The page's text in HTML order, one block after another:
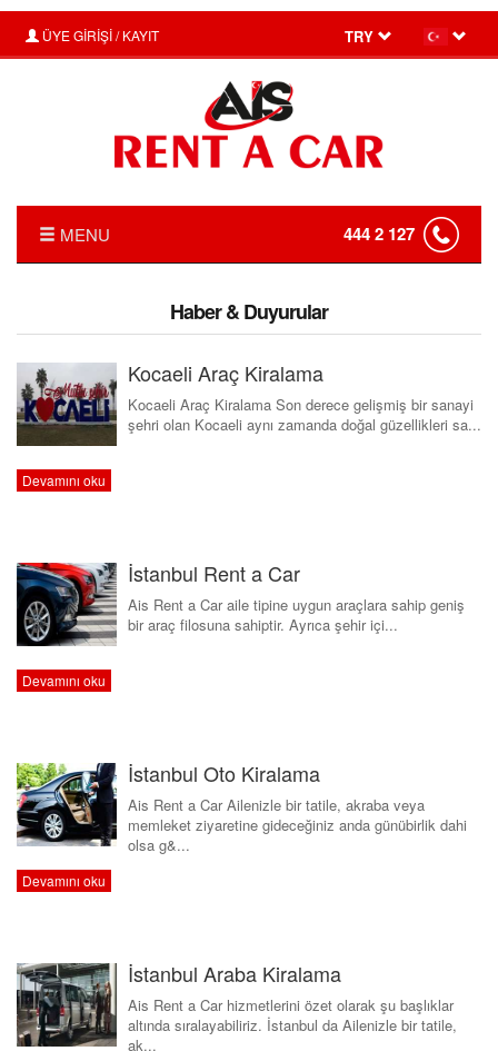
ÜYE GİRİŞİ / KAYIT TRY
MENU 444 2 127
HAKKIMIZDA
FİYAT LİSTESİ
KIRALAMA KOŞULLARI
Haber & Duyurular
Kocaeli Araç Kiralama
Kocaeli Araç Kiralama Son derece gelişmiş bir sanayi
şehri olan Kocaeli aynı zamanda doğal güzellikleri sa...
Devamını oku
İstanbul Rent a Car
Ais Rent a Car aile tipine uygun araçlara sahip geniş
bir araç filosuna sahiptir. Ayrıca şehir içi...
Devamını oku
İstanbul Oto Kiralama
Ais Rent a Car Ailenizle bir tatile, akraba veya
memleket ziyaretine gideceğiniz anda günübirlik dahi
olsa g&...
Devamını oku
İstanbul Araba Kiralama
Ais Rent a Car hizmetlerini özet olarak şu başlıklar
altında sıralayabiliriz. İstanbul da Ailenizle bir tatile,
ak...